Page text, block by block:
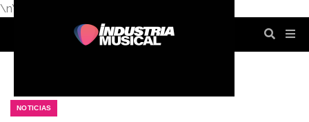
\n\n
NOTICIAS